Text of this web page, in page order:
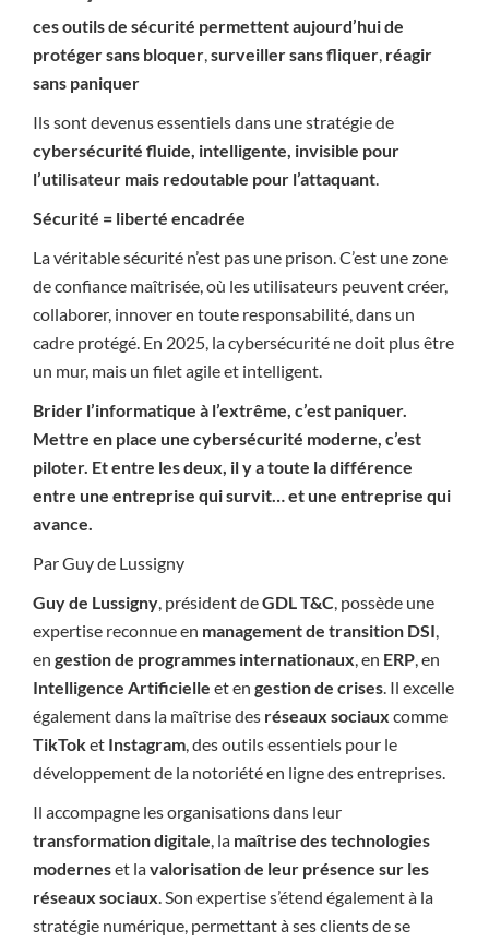
ces outils de sécurité permettent aujourd’hui de
protéger sans bloquer,surveiller sans fliquer, réagir
sans paniquer
Ils sont devenus essentiels dans une stratégie de
cybersécurité fluide, intelligente, invisible pour
l’utilisateur mais redoutable pour l’attaquant.
Sécurité = liberté encadrée
La véritable sécurité n’est pas une prison. C’est une zone
de confiance maîtrisée, où les utilisateurs peuvent créer,
collaborer, innover en toute responsabilité, dans un
cadre protégé. En 2025, la cybersécurité ne doit plus être
un mur, mais un filet agile et intelligent.
Brider l’informatique à l’extrême, c’est paniquer.
Mettre en place une cybersécurité moderne, c’est
piloter. Et entre les deux, il y a toute la différence
entre une entreprise qui survit… et une entreprise qui
avance.
Par Guy de Lussigny
Guy de Lussigny, président deGDL T&C, possède une
expertise reconnue en management de transition DSI,
en gestion de programmes internationaux, en ERP, en
Intelligence Artificielle et en gestion de crises. Il excelle
également dans la maîtrise des réseaux sociaux comme
TikToket Instagram, des outils essentiels pour le
développement de la notoriété en ligne des entreprises.
Il accompagne les organisations dans leur
transformation digitale, la maîtrise des technologies
moderneset lavalorisation de leur présence sur les
réseaux sociaux. Son expertise s’étend également à la
stratégie numérique, permettant à ses clients de se